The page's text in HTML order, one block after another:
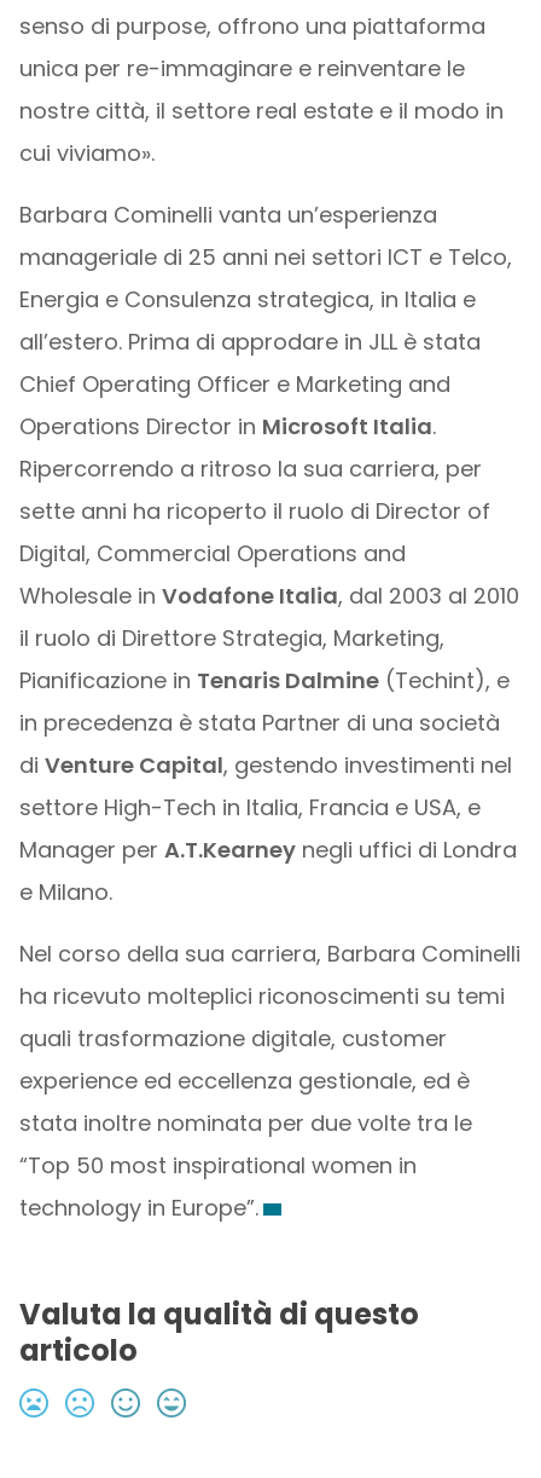
senso di purpose, offrono una piattaforma
unica per re-immaginare e reinventare le
nostre città, il settore real estate e il modo in
cui viviamo».
Barbara Cominelli vanta un’esperienza
manageriale di 25 anni nei settori ICT e Telco,
Energia e Consulenza strategica, in Italia e
all’estero. Prima di approdare in JLL è stata
Chief Operating Officer e Marketing and
Operations Director in Microsoft Italia.
Ripercorrendo a ritroso la sua carriera, per
sette anni ha ricoperto il ruolo di Director of
Digital, Commercial Operations and
Wholesale in Vodafone Italia, dal 2003 al 2010
il ruolo di Direttore Strategia, Marketing,
Pianificazione in Tenaris Dalmine(Techint), e
in precedenza è stata Partner di una società
di Venture Capital, gestendo investimenti nel
settore High-Tech in Italia, Francia e USA, e
Manager per A.T.Kearneynegli uffici di Londra
e Milano.
Nel corso della sua carriera, Barbara Cominelli
ha ricevuto molteplici riconoscimenti su temi
quali trasformazione digitale, customer
experience ed eccellenza gestionale, ed è
stata inoltre nominata per due volte tra le
“Top 50 most inspirational women in
technology in Europe”.
Valuta la qualità di questo
articolo